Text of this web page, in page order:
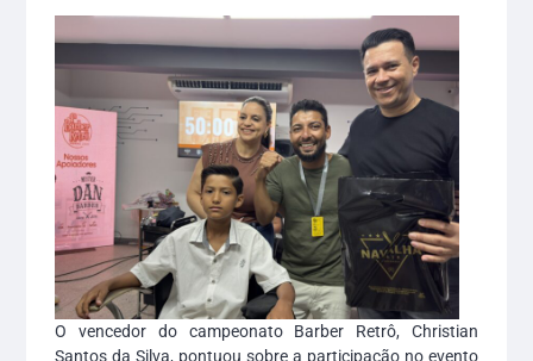
O vencedor do campeonato Barber Retrô, Christian
Santos da Silva, pontuou sobre a participação no evento